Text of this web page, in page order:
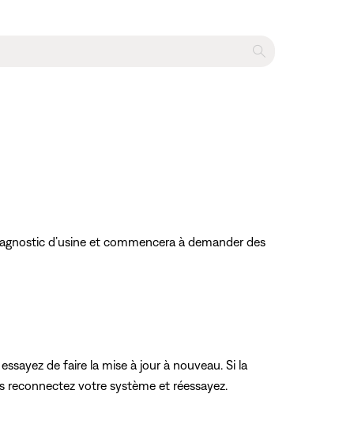
d’usine et commencera à demander des
de faire la mise à jour à nouveau. Si la
votre système et réessayez.